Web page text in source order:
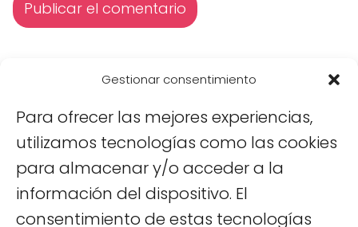
Gestionar consentimiento
Para ofrecer las mejores experiencias,
utilizamos tecnologías como las cookies
para almacenar y/o acceder a la
información del dispositivo. El
consentimiento de estas tecnologías
a Vietnam